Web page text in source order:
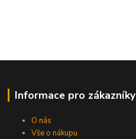
Informace pro zákazníky
O nás
Vše o nákupu